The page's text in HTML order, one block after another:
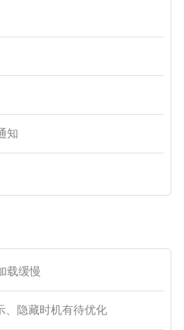
知
载缓慢
、隐藏时机有待优化